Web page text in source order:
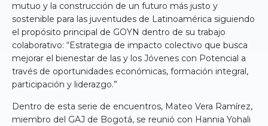
mutuo y la construcción de un futuro más justo y
sostenible para las juventudes de Latinoamérica siguiendo
el propósito principal de GOYN dentro de su trabajo
colaborativo: “Estrategia de impacto colectivo que busca
mejorar el bienestar de las y los Jóvenes con Potencial a
través de oportunidades económicas, formación integral,
participación y liderazgo.”
Dentro de esta serie de encuentros, Mateo Vera Ramírez,
miembro del GAJ de Bogotá, se reunió con Hannia Yohali